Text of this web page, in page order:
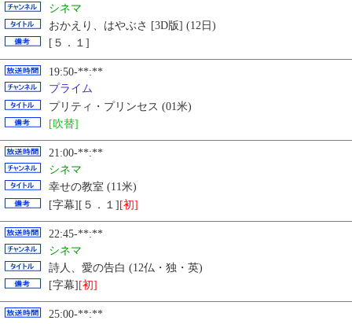
シネマ
おかえり、はやぶさ [3D版] (12日)
[５．１]
19:50-**:**
プライム
プリティ・プリンセス (01米)
[吹替]
21:00-**:**
シネマ
幸せの教室 (11米)
[字幕][５．１][初]
22:45-**:**
シネマ
詩人、愛の告白 (12仏・独・英)
[字幕] [初]
25:00-**:**